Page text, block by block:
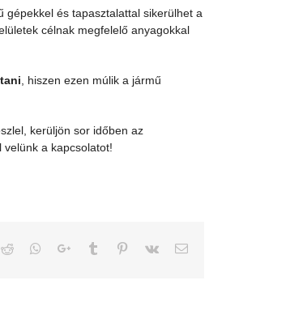
és tapasztalattal sikerülhet a
célnak megfelelő anyagokkal
, hiszen ezen múlik a jármű
kerüljön sor időben az
a kapcsolatot!
Reddit Whatsapp
Google+Tumblr Pinterest
Vk Email